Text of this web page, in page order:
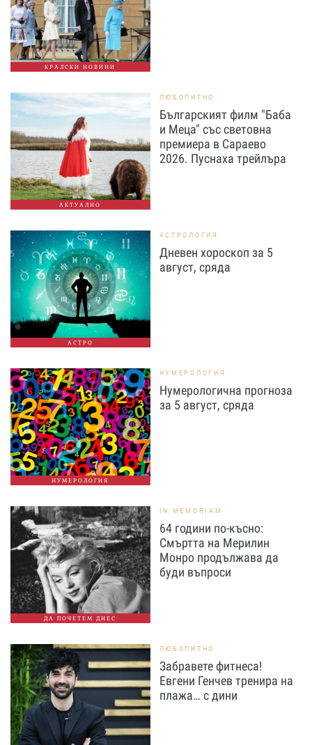
КРАЛСКИ НОВИНИ
АКТУАЛНО
ЛЮБОПИТНО
Българският филм "Баба
и Меца" със световна
премиера в Сараево
2026. Пуснаха трейлъра
АСТРО
АСТРОЛОГИЯ
Дневен хороскоп за 5
август, сряда
НУМЕРОЛОГИЯ
НУМЕРОЛОГИЯ
Нумерологична прогноза
за 5 август, сряда
ДА ПОЧЕТЕМ ДНЕС
IN MEMORIAM
64 години по-късно:
Смъртта на Мерилин
Монро продължава да
буди въпроси
ЛЮБОПИТНО
Забравете фитнеса!
Евгени Генчев тренира на
плажа… с дини